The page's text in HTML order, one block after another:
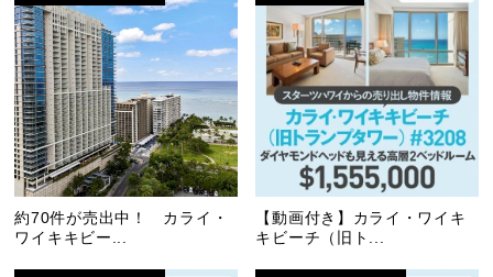
約70件が売出中！ カライ・
ワイキキビー...
【動画付き】カライ・ワイキ
キビーチ（旧ト...